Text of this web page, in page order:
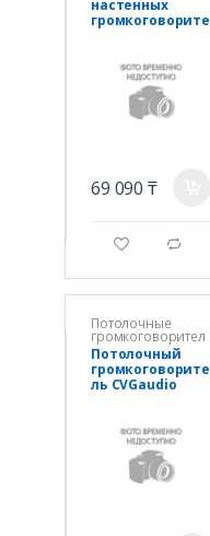
настенных
громкоговорите
шт), 16Вт(100V) /
30W(8 Om)
69 090 ₸
g d
Потолочные
громкоговорител
и
Потолочный
громкоговорите
ль CVGaudio